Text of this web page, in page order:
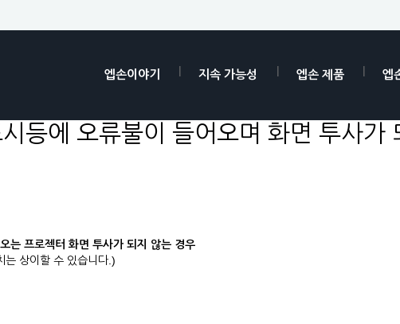
엡손이야기 지속 가능성 엡손 제품 엡
등에 오류불이 들어오며 화면 투사가
는 프로젝터 화면 투사가 되지 않는 경우
상이할 수 있습니다.)